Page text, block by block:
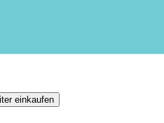
einkaufen